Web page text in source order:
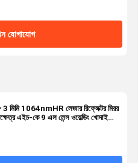
যোগাযোগ
মিমি 1064nmHR লেজার রিফ্লেক্টর মিরর
এইচ-কে 9 এল লেন্স ওয়েল্ডিং খোদাই